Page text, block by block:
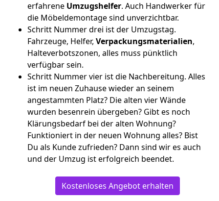
erfahrene Umzugshelfer. Auch Handwerker für
die Möbeldemontage sind unverzichtbar.
Schritt Nummer drei ist der Umzugstag.
Fahrzeuge, Helfer, Verpackungsmaterialien,
Halteverbotszonen, alles muss pünktlich
verfügbar sein.
Schritt Nummer vier ist die Nachbereitung. Alles
ist im neuen Zuhause wieder an seinem
angestammten Platz? Die alten vier Wände
wurden besenrein übergeben? Gibt es noch
Klärungsbedarf bei der alten Wohnung?
Funktioniert in der neuen Wohnung alles? Bist
Du als Kunde zufrieden? Dann sind wir es auch
und der Umzug ist erfolgreich beendet.
Kostenloses Angebot erhalten